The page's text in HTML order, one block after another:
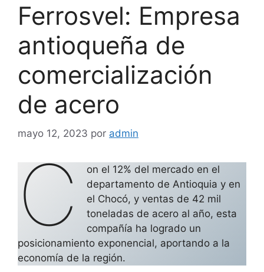
Ferrosvel: Empresa
antioqueña de
comercialización
de acero
mayo 12, 2023 por admin
C
on el 12% del mercado en el
departamento de Antioquia y en
el Chocó, y ventas de 42 mil
toneladas de acero al año, esta
compañía ha logrado un
posicionamiento exponencial, aportando a la
economía de la región.